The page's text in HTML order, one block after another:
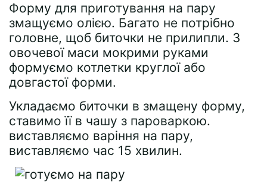
Форму для приготування на пару
змащуємо олією. Багато не потрібно
головне, щоб биточки не прилипли. З
овочевої маси мокрими руками
формуємо котлетки круглої або
довгастої форми.
Укладаємо биточки в змащену форму,
ставимо її в чашу з пароваркою.
виставляємо варіння на пару,
виставляємо час 15 хвилин.